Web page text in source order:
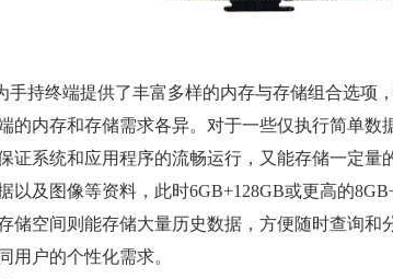
终端提供了丰富多样的内存与存储组合选项，
的内存和存储需求各异。对于一些仅执行简单
证系统和应用程序的流畅运行，又能存储一定
以及图像等资料，此时6GB+128GB或更高的
储空间则能存储大量历史数据，方便随时查询
用户的个性化需求。